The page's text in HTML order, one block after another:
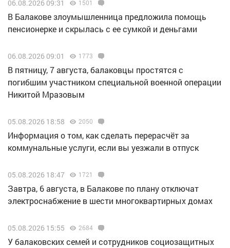
06.08.2026 09:31 1501
В Балакове злоумышленница предложила помощь
пенсионерке и скрылась с ее сумкой и деньгами
06.08.2026 09:01 1773
В пятницу, 7 августа, балаковцы простятся с
погибшим участником специальной военной операции
Никитой Мразовым
05.08.2026 18:58 2050
Информация о том, как сделать перерасчёт за
коммунальные услуги, если вы уезжали в отпуск
05.08.2026 18:47 1721
Завтра, 6 августа, в Балакове по плану отключат
электроснабжение в шести многоквартирных домах
05.08.2026 15:55 2684
У балаковских семей и сотрудников социозащитных